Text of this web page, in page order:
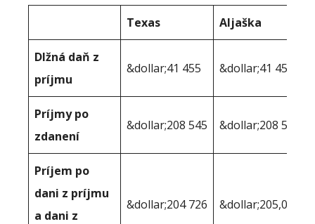
Texas Aljaška
Dlžná daň z
príjmu
&dollar;41 455 &dollar;41 455
Príjmy po
zdanení
&dollar;208 545 &dollar;208 545
Príjem po
dani z príjmu
a dani z
&dollar;204 726 &dollar;205,005